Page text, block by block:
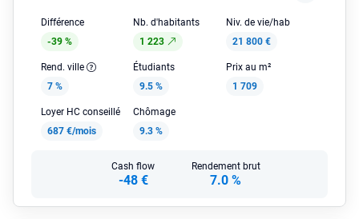
Différence
-39 %
Nb. d'habitants
1 223
Niv. de vie/hab
21 800 €
Rend. ville
7 %
Étudiants
9.5 %
Prix au m²
1 709
Loyer HC conseillé
687 €/mois
Chômage
9.3 %
Cash flow
-48 €
Rendement brut
7.0 %